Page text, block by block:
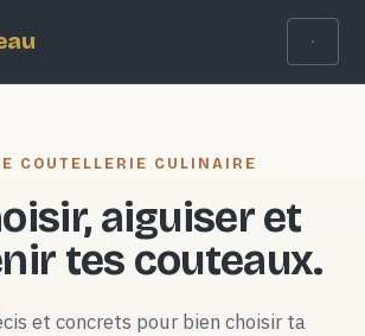
COUTELLERIE CULINAIRE
aiguiser et
tes couteaux.
et concrets pour bien choisir ta